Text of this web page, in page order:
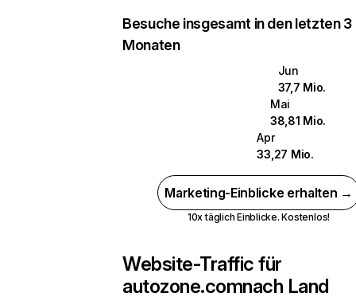
Besuche insgesamt in den letzten 3
Monaten
Jun
37,7 Mio.
Mai
38,81 Mio.
Apr
33,27 Mio.
Marketing-Einblicke erhalten →
10x täglich Einblicke. Kostenlos!
Website-Traffic für
autozone.comnach Land